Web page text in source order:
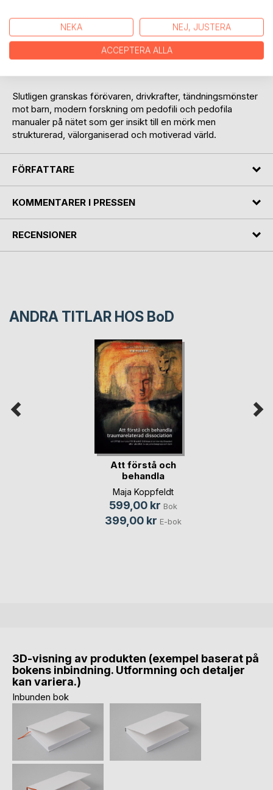
Boken belyser även traumabehandling, vägen till en
hälsosam sexualitet efter övergrepp, föräldraskap som
överlevare, förlåtelse och resilience. Det är människor som
Slutligen granskas förövaren, drivkrafter, tändningsmönster
mot barn, modern forskning om pedofili och pedofila
manualer på nätet som ger insikt till en mörk men
strukturerad, välorganiserad och motiverad värld.
FÖRFATTARE
KOMMENTARER I PRESSEN
RECENSIONER
ANDRA TITLAR HOS BoD
Att förstå och
behandla
traumarela(...)
Maja Koppfeldt
599,00 kr Bok
399,00 kr E-bok
3D-visning av produkten (exempel baserat på
bokens inbindning. Utformning och detaljer
kan variera.)
Inbunden bok
NEKA NEJ, JUSTERA
ACCEPTERA ALLA